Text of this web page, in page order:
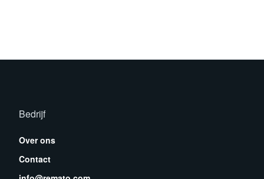
Bedrijf
Over ons
Contact